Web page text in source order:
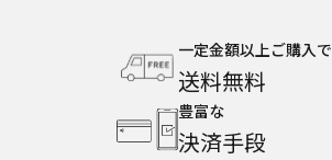
一定金額以上ご購入で
送料無料
豊富な
決済手段